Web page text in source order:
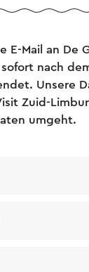
E-Mail an De
nach
Unsere
Zuid-
umgeht.